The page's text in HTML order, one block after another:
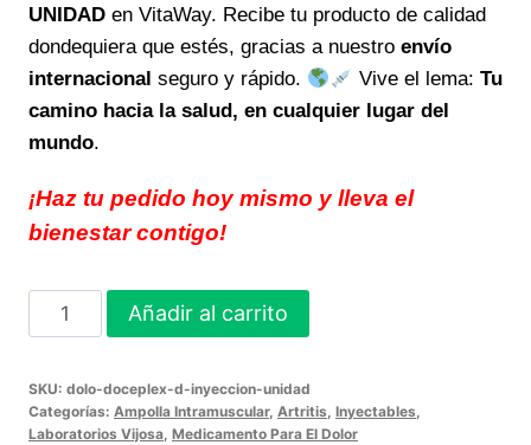
UNIDAD en VitaWay. Recibe tu producto de calidad
dondequiera que estés, gracias a nuestro envío
internacional seguro y rápido. Vive el lema: Tu
camino hacia la salud, en cualquier lugar del
mundo.
¡Haz tu pedido hoy mismo y lleva el
bienestar contigo!
DOLO
DOCEPLEX
D
INYECCION
Añadir al carrito
SKU: dolo-doceplex-d-inyeccion-unidad
Categorías: Ampolla Intramuscular, Artritis Inyectables
Laboratorios Vijosa Medicamento Para El Dolor